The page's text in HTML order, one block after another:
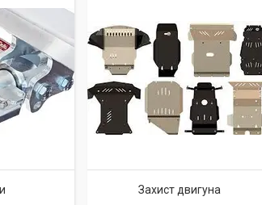
Захист двигуна